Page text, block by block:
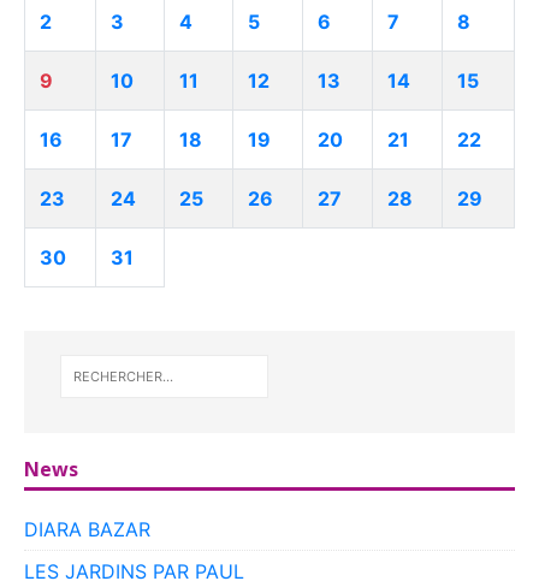
2 3 4 5 6 7 8
9 10 11 12 13 14 15
16 17 18 19 20 21 22
23 24 25 26 27 28 29
30 31
News
DIARA BAZAR
LES JARDINS PAR PAUL